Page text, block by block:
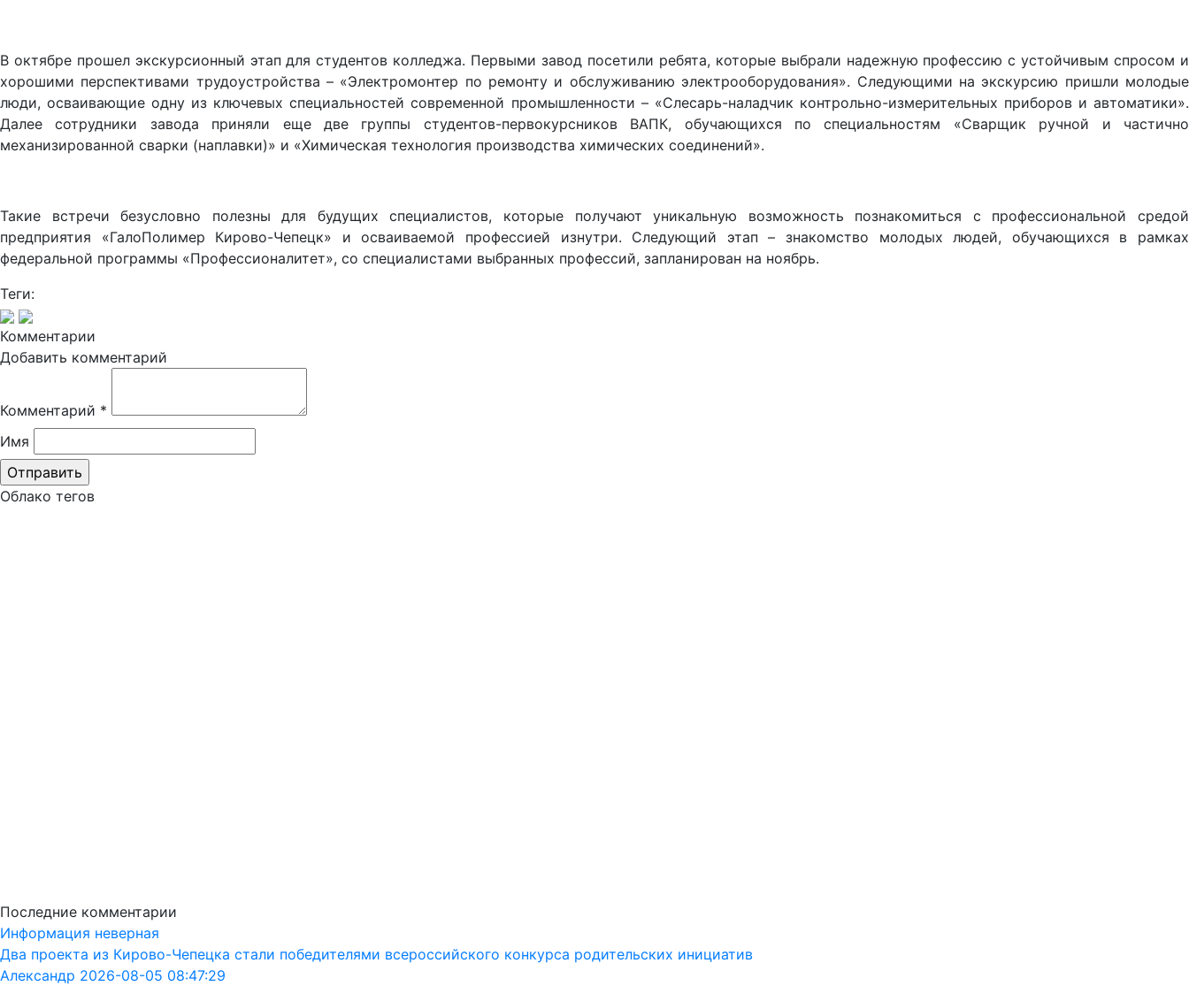
В октябре прошел экскурсионный этап для студентов колледжа. Первыми завод посетили ребята, которые выбрали надежную профессию с устойчивым спросом и
хорошими перспективами трудоустройства – «Электромонтер по ремонту и обслуживанию электрооборудования». Следующими на экскурсию пришли молодые
люди, осваивающие одну из ключевых специальностей современной промышленности – «Слесарь-наладчик контрольно-измерительных приборов и автоматики».
Далее сотрудники завода приняли еще две группы студентов-первокурсников ВАПК, обучающихся по специальностям «Сварщик ручной и частично
механизированной сварки (наплавки)» и «Химическая технология производства химических соединений».
Такие встречи безусловно полезны для будущих специалистов, которые получают уникальную возможность познакомиться с профессиональной средой
предприятия «ГалоПолимер Кирово-Чепецк» и осваиваемой профессией изнутри. Следующий этап – знакомство молодых людей, обучающихся в рамках
федеральной программы «Профессионалитет», со специалистами выбранных профессий, запланирован на ноябрь.
Теги:
Комментарии
Добавить комментарий
Комментарий *
Имя
Облако тегов
Последние комментарии
Информация неверная
Два проекта из Кирово-Чепецка стали победителями всероссийского конкурса родительских инициатив
Александр 2026-08-05 08:47:29